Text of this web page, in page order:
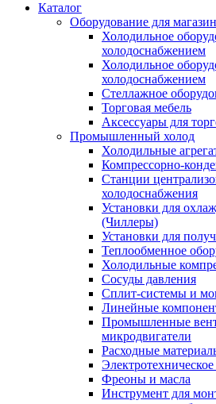
Каталог
Оборудование для
Холодильное
холодоснабжением
Холодильное
холодоснабжением
Стеллажное
Торговая мебель
Аксессуары для
Промышленный холод
Холодильные
Компрессорно-
Станции
холодоснабжения
Установки для
(Чиллеры)
Установки для
Теплообменное
Холодильные
Сосуды давления
Cплит-системы и
Линейные
Промышленные
микродвигатели
Расходные
Фреоны и масла
Инструмент для